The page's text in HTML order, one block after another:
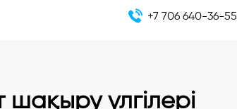
+7 706 640-36-55
үлгілері